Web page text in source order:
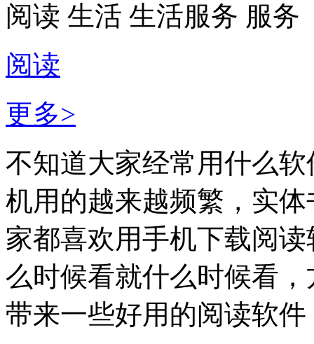
阅读 生活 生活服务 服务
阅读
更多>
不知道大家经常用什么
机用的越来越频繁，实
家都喜欢用手机下载阅
么时候看就什么时候看
带来一些好用的阅读软